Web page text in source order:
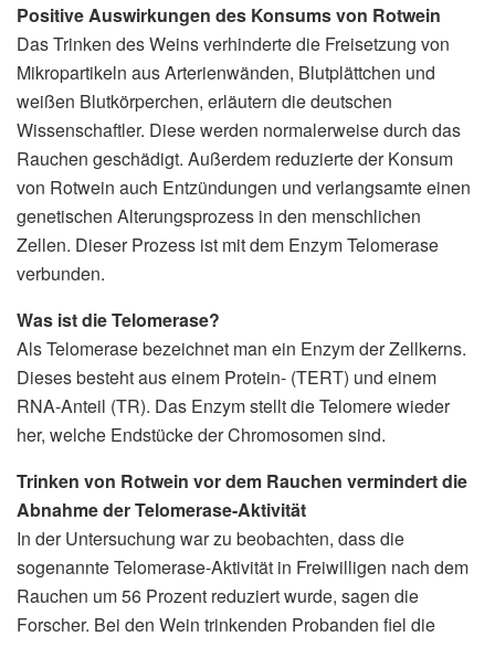
Positive Auswirkungen des Konsums von Rotwein
Das Trinken des Weins verhinderte die Freisetzung von
Mikropartikeln aus Arterienwänden, Blutplättchen und
weißen Blutkörperchen, erläutern die deutschen
Wissenschaftler. Diese werden normalerweise durch das
Rauchen geschädigt. Außerdem reduzierte der Konsum
von Rotwein auch Entzündungen und verlangsamte einen
genetischen Alterungsprozess in den menschlichen
Zellen. Dieser Prozess ist mit dem Enzym Telomerase
verbunden.
Was ist die Telomerase?
Als Telomerase bezeichnet man ein Enzym der Zellkerns.
Dieses besteht aus einem Protein- (TERT) und einem
RNA-Anteil (TR). Das Enzym stellt die Telomere wieder
her, welche Endstücke der Chromosomen sind.
Trinken von Rotwein vor dem Rauchen vermindert die
Abnahme der Telomerase-Aktivität
In der Untersuchung war zu beobachten, dass die
sogenannte Telomerase-Aktivität in Freiwilligen nach dem
Rauchen um 56 Prozent reduziert wurde, sagen die
Forscher. Bei den Wein trinkenden Probanden fiel die